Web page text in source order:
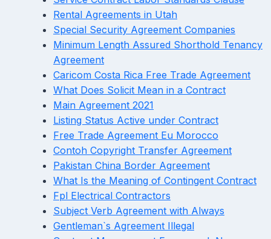
Rental Agreements in Utah
Special Security Agreement Companies
Minimum Length Assured Shorthold Tenancy
Agreement
Caricom Costa Rica Free Trade Agreement
What Does Solicit Mean in a Contract
Main Agreement 2021
Listing Status Active under Contract
Free Trade Agreement Eu Morocco
Contoh Copyright Transfer Agreement
Pakistan China Border Agreement
What Is the Meaning of Contingent Contract
Fpl Electrical Contractors
Subject Verb Agreement with Always
Gentleman`s Agreement Illegal